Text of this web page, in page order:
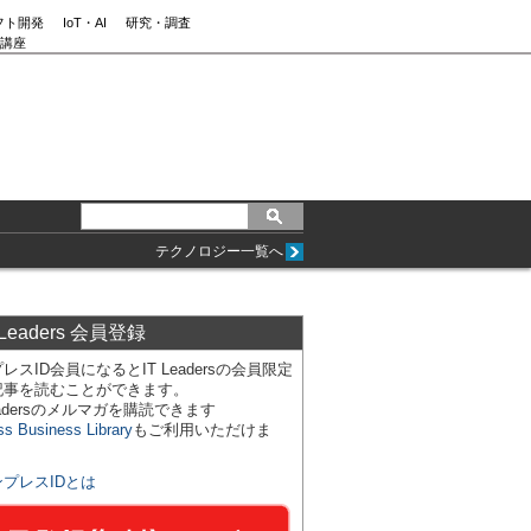
ト開発 IoT・AI
研究・調査
座
テクノロジー一覧へ
会員登録
スID会員になるとIT Leadersの会員限定
を読むことができます。
のメルマガを購読できます
Business Libraryもご利用いただけま
プレスIDとは